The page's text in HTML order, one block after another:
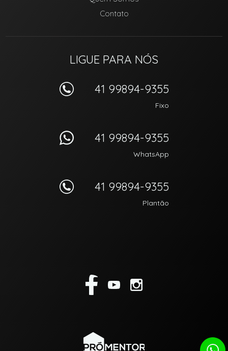
Contato
LIGUE PARA NÓS
41 99894-9355
Fixo
41 99894-9355
WhatsApp
41 99894-9355
Plantão